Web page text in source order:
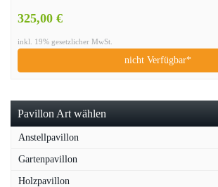
325,00 €
inkl. 19% gesetzlicher MwSt.
nicht Verfügbar*
Pavillon Art wählen
Anstellpavillon
Gartenpavillon
Holzpavillon